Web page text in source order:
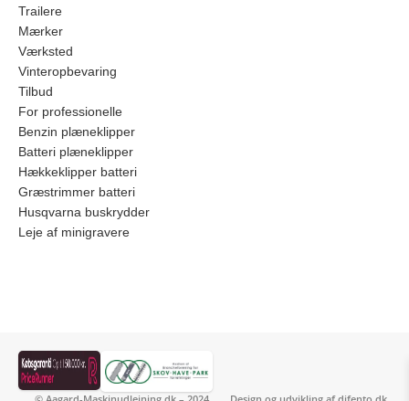
Trailere
Mærker
Værksted
Vinteropbevaring
Tilbud
For professionelle
Benzin plæneklipper
Batteri plæneklipper
Hækkeklipper batteri
Græstrimmer batteri
Husqvarna buskrydder
Leje af minigravere